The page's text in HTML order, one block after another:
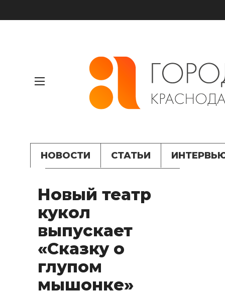
НОВОСТИ СТАТЬИ
Новый театр
кукол
выпускает
«Сказку о
глупом
мышонке»